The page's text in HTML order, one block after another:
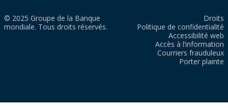
© 2025 Groupe de la Banque
mondiale. Tous droits réservés.
Droits
Politique de confidentialité
Accessibilité web
Accès à l’information
Courriers frauduleux
Porter plainte